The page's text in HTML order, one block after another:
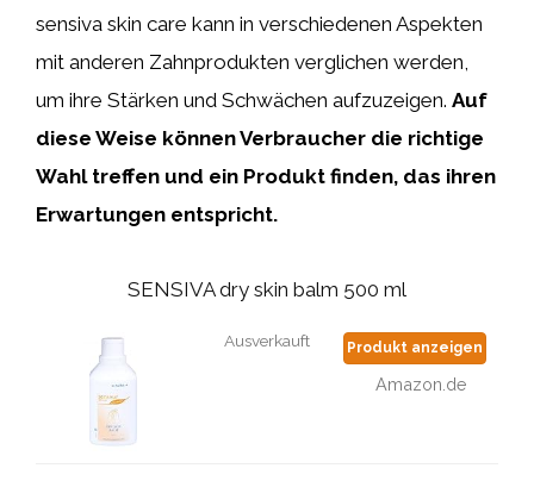
sensiva skin care kann in verschiedenen Aspekten
mit anderen Zahnprodukten verglichen werden,
um ihre Stärken und Schwächen aufzuzeigen. Auf
diese Weise können Verbraucher die richtige
Wahl treffen und ein Produkt finden, das ihren
Erwartungen entspricht.
SENSIVA dry skin balm 500 ml
Ausverkauft Produkt anzeigen
Amazon.de